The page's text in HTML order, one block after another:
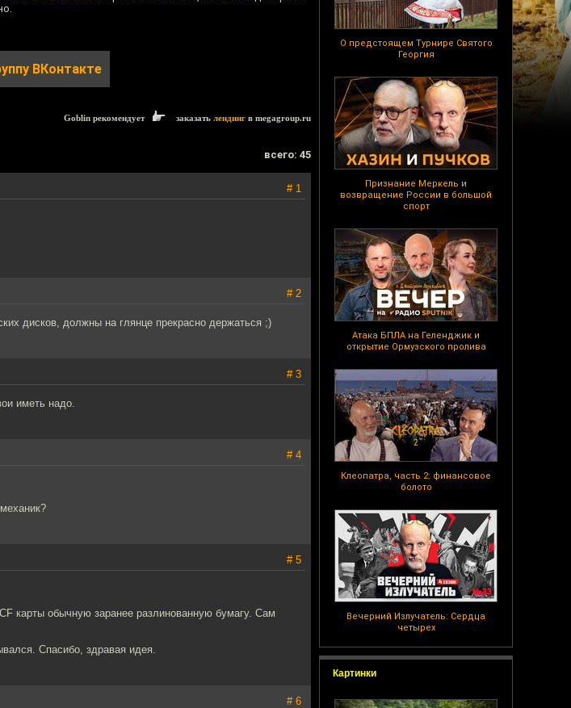
О предстоящем Турнире Святого
Георгия
Признание Меркель и
возвращение России в большой
спорт
Атака БПЛА на Геленджик и
открытие Ормузского пролива
Клеопатра, часть 2: финансовое
болото
Вечерний Излучатель: Сердца
четырех
Картинки
ВКонтакте
Goblin рекомендует заказать лендинг в megagroup.ru
всего: 45
# 1
# 2
дисков, должны на глянце прекрасно держаться ;)
# 3
иметь надо.
# 4
# 5
карты обычную заранее разлинованную бумагу. Сам
Спасибо, здравая идея.
# 6